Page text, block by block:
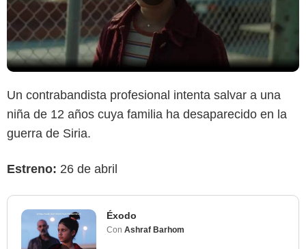
Un contrabandista profesional intenta salvar a una
niña de 12 años cuya familia ha desaparecido en la
guerra de Siria.
Estreno: 26 de abril
Éxodo
Con Ashraf Barhom